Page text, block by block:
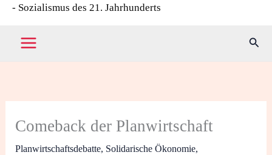
- Sozialismus des 21. Jahrhunderts
Comeback der Planwirtschaft
Planwirtschaftsdebatte, Solidarische Ökonomie,